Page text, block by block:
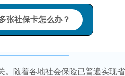
张社保卡怎么办？
随着各地社会保险已普遍实现